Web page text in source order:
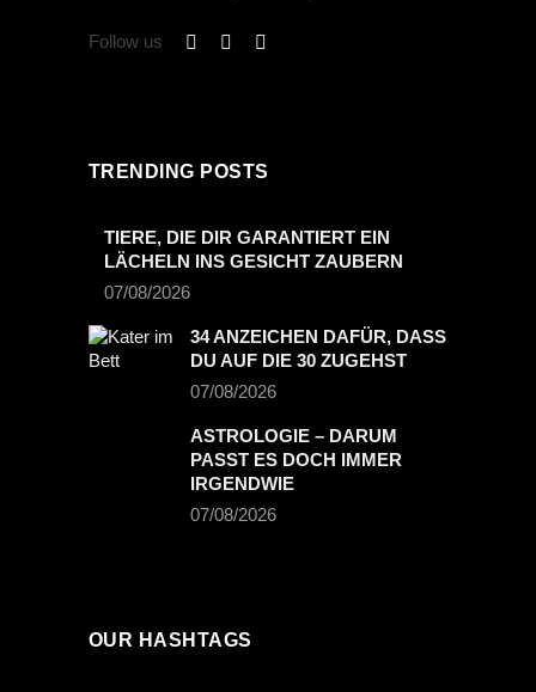
Follow us
TRENDING POSTS
TIERE, DIE DIR GARANTIERT EIN
LÄCHELN INS GESICHT ZAUBERN
07/08/2026
34 ANZEICHEN DAFÜR, DASS
DU AUF DIE 30 ZUGEHST
07/08/2026
ASTROLOGIE – DARUM
PASST ES DOCH IMMER
IRGENDWIE
07/08/2026
OUR HASHTAGS